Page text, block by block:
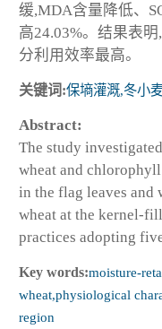
缓,MDA含量降低、
高24.03%。结果表
分利用效率最高。
关键词:保墒灌溉,冬小
Abstract:
The study
wheat and
in the flag leaves and
wheat at the kernel-
practices adopting
Key words:moisture-
wheat,physiological
region